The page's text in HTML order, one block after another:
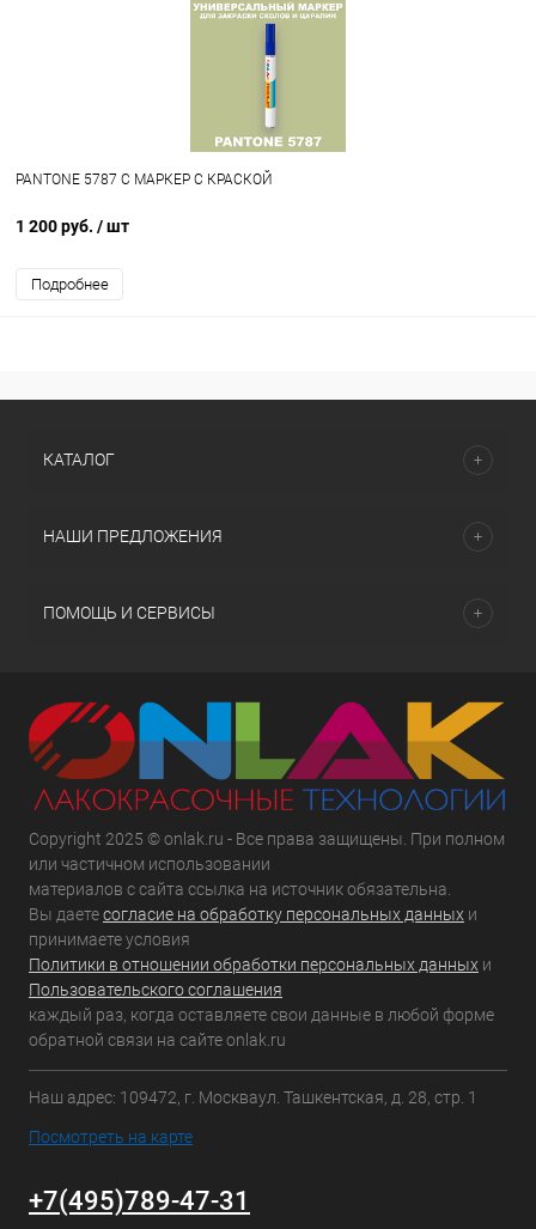
PANTONE 5787 C МАРКЕР С КРАСКОЙ
1 200 руб. / шт
Подробнее
КАТАЛОГ
НАШИ ПРЕДЛОЖЕНИЯ
ПОМОЩЬ И СЕРВИСЫ
Copyright 2025 © onlak.ru - Все права защищены. При полном
или частичном использовании
материалов с сайта ссылка на источник обязательна.
Вы даетесогласие на обработку персональных данных и
принимаете условия
Политики в отношении обработки персональных данных и
Пользовательского соглашения
каждый раз, когда оставляете свои данные в любой форме
обратной связи на сайте onlak.ru
Наш адрес: 109472, г. Москваул. Ташкентская, д. 28, стр. 1
Посмотреть на карте
+7(495)789-47-31